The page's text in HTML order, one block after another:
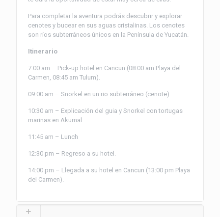
Para completar la aventura podrás descubrir y explorar
cenotes y bucear en sus aguas cristalinas. Los cenotes
son rí­os subterráneos únicos en la Pení­nsula de Yucatán.
Itinerario
7:00 am – Pick-up hotel en Cancun (08:00 am Playa del
Carmen, 08:45 am Tulum).
09:00 am – Snorkel en un rio subterráneo (cenote)
10:30 am – Explicación del guia y Snorkel con tortugas
marinas en Akumal.
11:45 am – Lunch
12:30 pm – Regreso a su hotel.
14:00 pm – Llegada a su hotel en Cancun (13:00 pm Playa
del Carmen).